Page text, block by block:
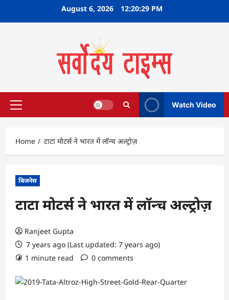
August 6, 2026 12:20:30 PM
Primary
Watch Video
Home टाटा मोटर्स ने भारत में लॉन्च अल्ट्रोज़
बिजनेस
टाटा मोटर्स ने भारत में लॉन्च अल्ट्रोज़
Ranjeet Gupta
7 years ago (Last updated: 7 years ago)
1 minute read
0 comments